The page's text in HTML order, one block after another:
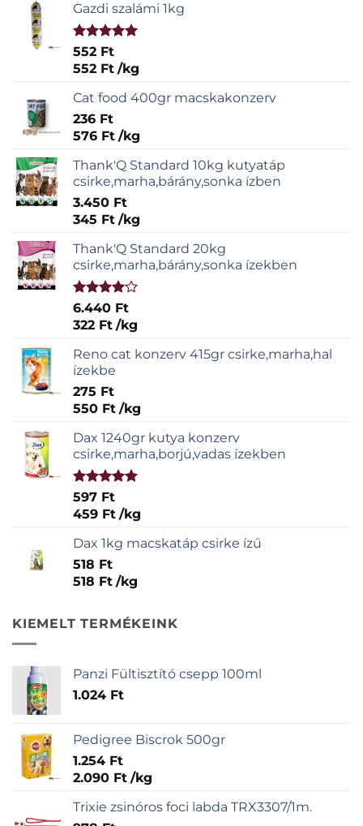
Gazdi szalámi 1kg
Értékelés:
5.00/ 5
552 Ft
552 Ft /kg
Cat food 400gr macskakonzerv
236 Ft
576 Ft /kg
Thank'Q Standard 10kg kutyatáp
csirke,marha,bárány,sonka ízben
3.450 Ft
345 Ft /kg
Thank'Q Standard 20kg
csirke,marha,bárány,sonka ízekben
Értékelés:
4.00 / 5
6.440 Ft
322 Ft /kg
Reno cat konzerv 415gr csirke,marha,hal
ízekbe
275 Ft
550 Ft /kg
Dax 1240gr kutya konzerv
csirke,marha,borjú,vadas ízekben
Értékelés:
5.00/ 5
597 Ft
459 Ft /kg
Dax 1kg macskatáp csirke ízű
518 Ft
518 Ft /kg
KIEMELT TERMÉKEINK
Panzi Fültisztító csepp 100ml
1.024 Ft
Pedigree Biscrok 500gr
1.254 Ft
2.090 Ft /kg
Trixie zsinóros foci labda TRX3307/1m.